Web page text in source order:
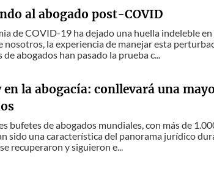
al abogado post-COVID
de COVID-19 ha dejado una huella indeleble
nosotros, la experiencia de manejar esta
de abogados han pasado la prueba c...
en la abogacía: conllevará una
bufetes de abogados mundiales, con más de
sido una característica del panorama jurídico
recuperaron y siguieron e...